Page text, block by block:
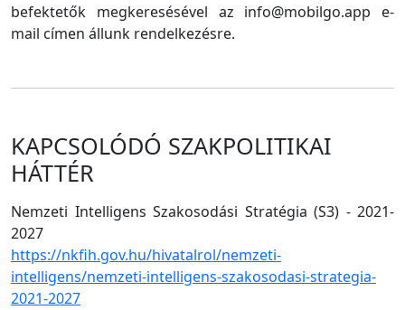
befektetők megkeresésével az info@mobilgo.app e-
mail címen állunk rendelkezésre.
KAPCSOLÓDÓ SZAKPOLITIKAI
HÁTTÉR
Nemzeti Intelligens Szakosodási Stratégia (S3) - 2021-
2027
https://nkfih.gov.hu/hivatalrol/nemzeti-
intelligens/nemzeti-intelligens-szakosodasi-strategia-
2021-2027